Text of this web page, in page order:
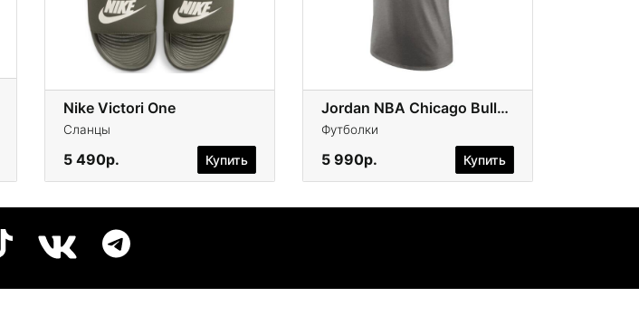
Nike Victori One
Сланцы
5 490р. Купить
Jordan NBA Chicago Bulls Essential
Футболки
5 990р. Купить